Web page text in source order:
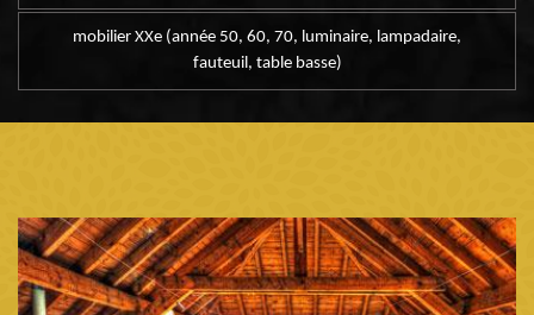
mobilier XXe (année 50, 60, 70, luminaire, lampadaire,
fauteuil, table basse)